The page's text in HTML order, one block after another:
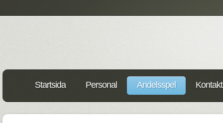
Startsida Personal Andelsspel